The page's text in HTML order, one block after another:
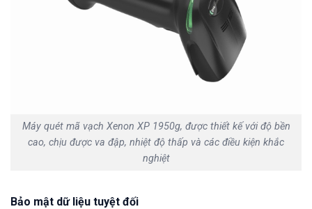
Máy quét mã vạch Xenon XP 1950g, được thiết kế với độ bền
cao, chịu được va đập, nhiệt độ thấp và các điều kiện khắc
nghiệt
Bảo mật dữ liệu tuyệt đối